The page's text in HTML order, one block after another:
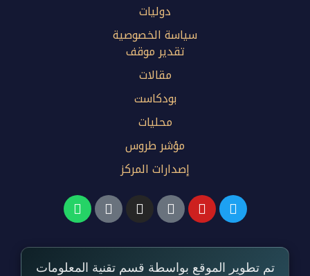
دوليات
سياسة الخصوصية
تقدير موقف
مقالات
بودكاست
محليات
مؤشر طروس
إصدارات المركز
تم تطوير الموقع بواسطة قسم تقنية المعلومات